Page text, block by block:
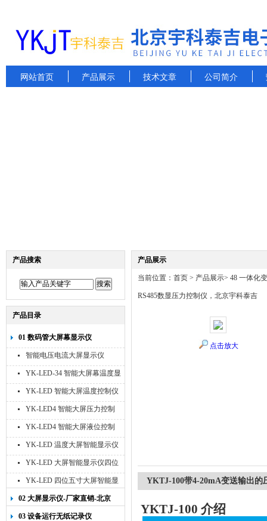
网站首页 产品展示 技术文章 公司简介
产品搜索
产品目录
01 数码管大屏幕显示仪
智能电压电流大屏显示仪
YK-LED-34 智能大屏幕温度显
示仪
YK-LED 智能大屏温度控制仪
YK-LED4 智能大屏压力控制
仪
YK-LED4 智能大屏液位控制
仪
YK-LED 温度大屏智能显示仪
四位十寸
YK-LED 大屏智能显示仪四位
八寸
YK-LED 四位五寸大屏智能显
示仪
02 大屏显示仪-厂家直销-北京
宇科泰吉
03 设备运行无纸记录仪
产品展示
当前位置： 首页 > 产品展示> 48 一体化
RS485数显压力控制仪，北京宇科泰吉
点击放大
YKTJ-100带4-20mA变送输出的
YKTJ-100 介绍